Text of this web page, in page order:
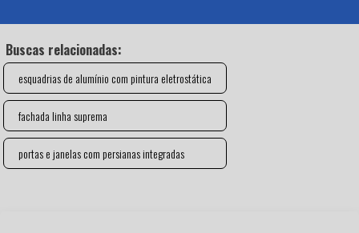
Buscas relacionadas:
esquadrias de alumínio com pintura eletrostática
fachada linha suprema
portas e janelas com persianas integradas